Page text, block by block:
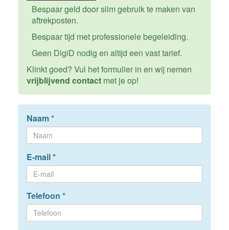
Bespaar geld door slim gebruik te maken van
aftrekposten.
Bespaar tijd met professionele begeleiding.
Geen DigiD nodig en altijd een vast tarief.
Klinkt goed? Vul het formulier in en wij nemen
vrijblijvend contactmet je op!
Naam*
E-mail*
Telefoon *